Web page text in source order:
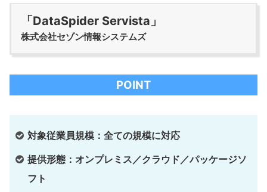
「DataSpider Servista」
株式会社セゾン情報システムズ
POINT
対象従業員規模：全ての規模に対応
提供形態：オンプレミス／クラウド／パッケージソ
フト